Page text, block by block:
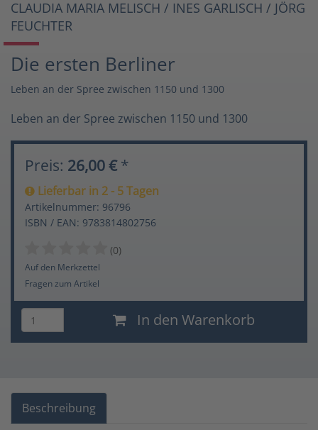
CLAUDIA MARIA MELISCH / INES GARLISCH / JÖRG
FEUCHTER
Die ersten Berliner
Leben an der Spree zwischen 1150 und 1300
Leben an der Spree zwischen 1150 und 1300
Preis: 26,00 € *
Lieferbar in 2 - 5 Tagen
Artikelnummer: 96796
ISBN / EAN: 9783814802756
(0)
Auf den Merkzettel
Fragen zum Artikel
In den Warenkorb
Beschreibung